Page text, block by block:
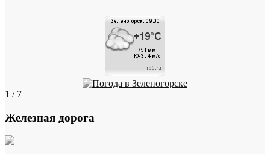
1 / 7
Железная дорога